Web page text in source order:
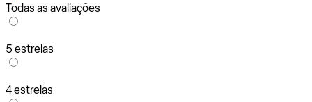
Todas as avaliações
5 estrelas
4 estrelas